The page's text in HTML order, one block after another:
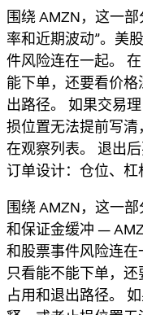
围绕 AMZN，这一
率和近期波动”。美
件风险连在一起。
能下单，还要看价
出路径。 如果交易
损位置无法提前写
在观察列表。 退出
订单设计：仓位、
围绕 AMZN，这一
和保证金缓冲 —
和股票事件风险连在
只看能不能下单，
占用和退出路径。